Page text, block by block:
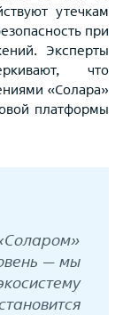
утечкам
при
Эксперты
что
«Солара»
платформы
— мы